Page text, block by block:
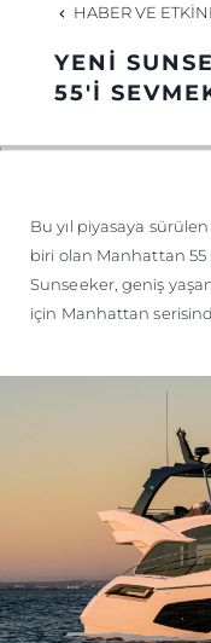
HABER VE
YENİ
55'İ
Bu yıl piyasaya
biri olan Manhattan 55
Sunseeker, geniş
için Manhattan